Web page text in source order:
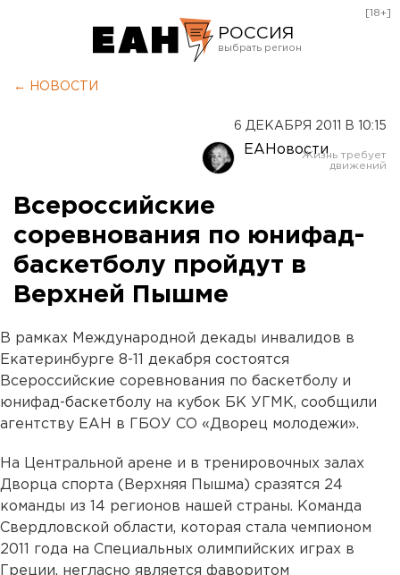
РОССИЯ
Оренбург
[18+]
← НОВОСТИ
6 ДЕКАБРЯ 2011 В 10:15
ЕАНовости
Всероссийские
соревнования по юнифад-
баскетболу пройдут в
Верхней Пышме
В рамках Международной декады инвалидов в
Екатеринбурге 8-11 декабря состоятся
Всероссийские соревнования по баскетболу и
юнифад-баскетболу на кубок БК УГМК, сообщили
агентству ЕАН в ГБОУ СО «Дворец молодежи».
На Центральной арене и в тренировочных залах
Дворца спорта (Верхняя Пышма) сразятся 24
команды из 14 регионов нашей страны. Команда
Свердловской области, которая стала чемпионом
2011 года на Специальных олимпийских играх в
Греции, негласно является фаворитом